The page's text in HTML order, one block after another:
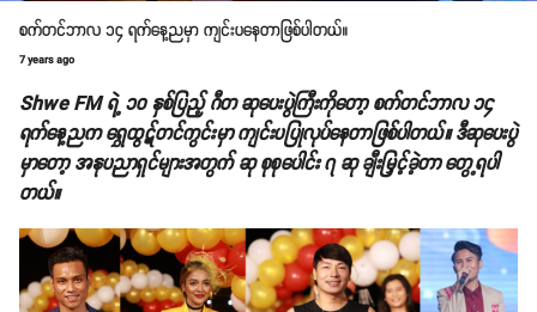
စက်တင်ဘာလ ၁၄ ရက်နေ့ညမှာ ကျင်းပနေတာဖြစ်ပါတယ်။
7 years ago
Shwe FM ရဲ့ ၁၀ နှစ်ပြည့် ဂီတ ဆုပေးပွဲကြီးကိုတော့ စက်တင်ဘာလ ၁၄
ရက်နေ့ညက ရွှေထွဋ်တင်ကွင်းမှာ ကျင်းပပြုလုပ်နေတာဖြစ်ပါတယ်။ ဒီဆုပေးပွဲ
မှာတော့ အနုပညာရှင်များအတွက် ဆု စုစုပေါင်း ၇ ဆု ချီးမြှင့်ခဲ့တာ တွေ့ရပါ
တယ်။